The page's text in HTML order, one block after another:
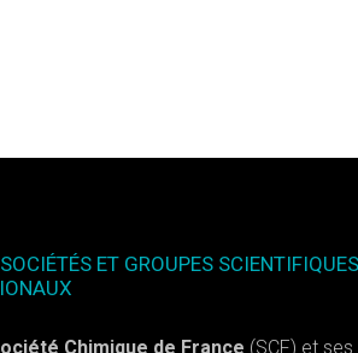
ET GROUPES SCIENTIFIQUES
Chimique de France (SCF) et ses